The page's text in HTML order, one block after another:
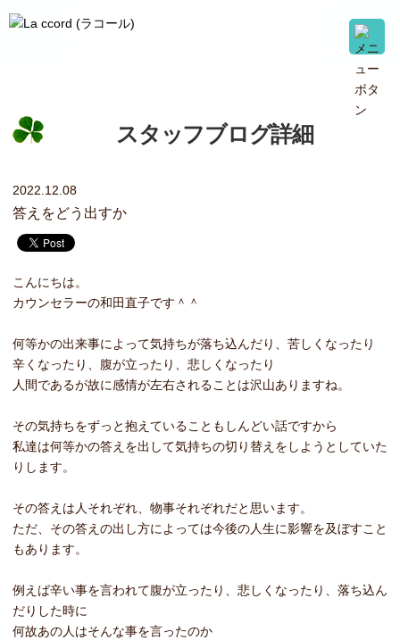
スタッフブログ詳細
2022.12.08
答えをどう出すか
こんにちは。
カウンセラーの和田直子です＾＾
何等かの出来事によって気持ちが落ち込んだり、苦しくなったり
辛くなったり、腹が立ったり、悲しくなったり
人間であるが故に感情が左右されることは沢山ありますね。
その気持ちをずっと抱えていることもしんどい話ですから
私達は何等かの答えを出して気持ちの切り替えをしようとしていた
りします。
その答えは人それぞれ、物事それぞれだと思います。
ただ、その答えの出し方によっては今後の人生に影響を及ぼすこと
もあります。
例えば辛い事を言われて腹が立ったり、悲しくなったり、落ち込ん
だりした時に
何故あの人はそんな事を言ったのか